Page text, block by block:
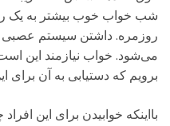
شب خواب خوب بیشتر به یک
روزمره. داشتن سیستم
می‌شود. خواب نیازمند این
برویم که دستیابی به آن برای
بااینکه خوابیدن برای این